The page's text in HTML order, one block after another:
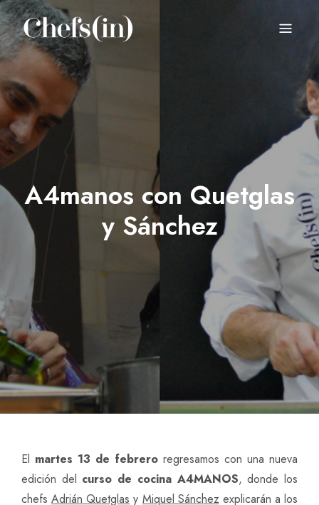
CHEFS(IN)
Local Gastronomy Adventures
A4manos con Quetglas
y Sánchez
El martes 13 de febreroregresamos con una nueva
edición del curso de cocina A4MANOS, donde los
chefsAdrián Quetglas y Miquel Sánchez explicarán a los